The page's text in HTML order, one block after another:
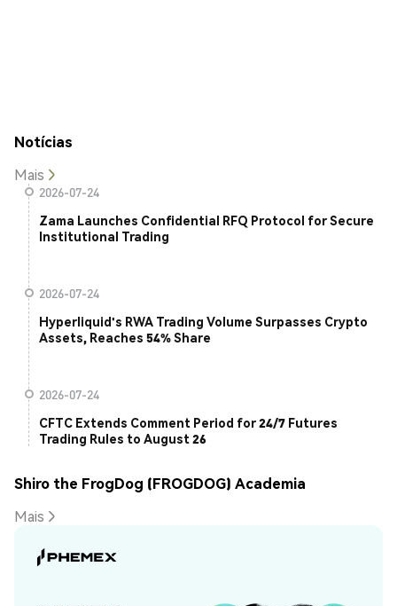
Notícias
Mais
2026-07-24
Zama Launches Confidential RFQ Protocol for Secure
Institutional Trading
2026-07-24
Hyperliquid's RWA Trading Volume Surpasses Crypto
Assets, Reaches 54% Share
2026-07-24
CFTC Extends Comment Period for 24/7 Futures
Trading Rules to August 26
Shiro the FrogDog (FROGDOG) Academia
Mais